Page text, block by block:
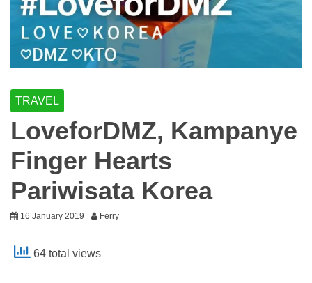
TRAVEL
LoveforDMZ, Kampanye
Finger Hearts
Pariwisata Korea
16 January 2019 Ferry
64 total views